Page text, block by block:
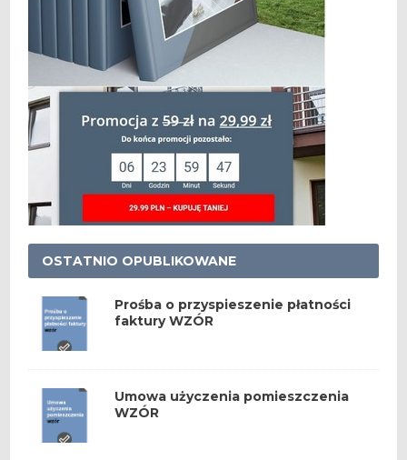
OSTATNIO OPUBLIKOWANE
Prośba o przyspieszenie płatności
faktury WZÓR
Umowa użyczenia pomieszczenia
WZÓR